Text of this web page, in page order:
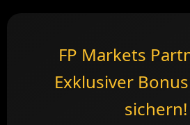
FP Markets
Exklusiver
sichern!